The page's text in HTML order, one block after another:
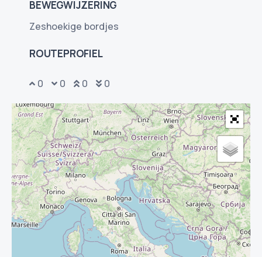
BEWEGWIJZERING
Zeshoekige bordjes
ROUTEPROFIEL
0 0 0 0